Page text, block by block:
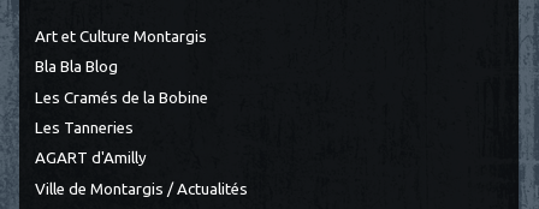
Art et Culture Montargis
Bla Bla Blog
Les Cramés de la Bobine
Les Tanneries
AGART d'Amilly
Ville de Montargis / Actualités